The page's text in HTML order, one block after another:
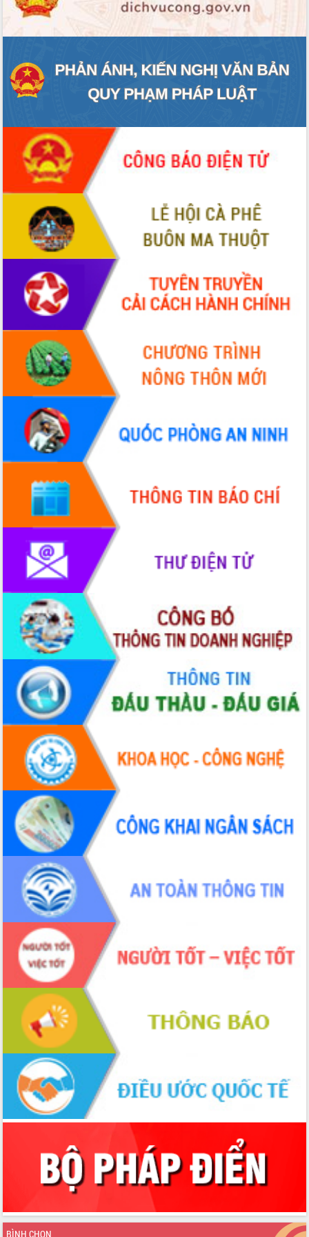
Phát động chiến dịch 30 ngày đêm
Đắk Lắk nỗ lực thúc đẩy tăng trưởng
kinh tế từ 10% trở lên trong Quý
II/2026
với Tập đoàn Bưu chính Viễn thông
Việt Nam
Thứ trưởng Bộ Y tế làm việc với tỉnh
Đắk Lắk về phát triển nhân lực y tế
cho trạm y tế cấp xã
Du lịch Đắk Lắk nâng tầm trải nghiệm
du khách thông qua Hệ thống cơ sở dữ
liệu và Bản đồ số
Tập huấn ứng dụng trí tuệ nhân tạo (AI)
trong thương mại điện tử năm 2026
Đoàn đại biểu Quốc hội tỉnh Đắk Lắk
trao đổi thông tin trước Kỳ họp thứ
nhất, Quốc hội khóa XVI
Quyết liệt cải cách hành chính, khơi
thông nguồn lực phát triển
Nâng cao hiệu lực, hiệu quả HĐND
tỉnh thông qua hiện đại hóa hành chính
Xã Ea Phê gắn cải cách hành chính với
chuyển đổi số
Phó Chủ tịch Thường trực UBND tỉnh
Hồ Thị Nguyên Thảo làm việc tại Trung
tâm Phục vụ hành chính công xã Ea
Phê
Xây dựng nền hành chính số đồng
hành cùng nông dân dân, doanh nghiệp
Giai đoạn 2026-2030, Đắk Lắk phấn
đấu có 77% xã đạt chuẩn nông thôn
Chuyển đổi số 'mở đường' cho nông
nghiệp Đắk Lắk tăng trưởng bứt phá
Triển khai đồng bộ đo đạc, lập hồ sơ
địa chính, hoàn thiện cơ sở dữ liệu đất
đai
Ứng dụng sinh trắc học - Bước tiến
trong hành trình chuyển đổi số tại Đắk
Lắk
Đắk Lắk nâng cao hiệu quả công tác
Đảng từ Sổ tay đảng viên điện tử
Đắk Lắk đẩy mạnh nuôi biển công
nghệ, hướng tới phát triển thủy sản
bền vững
Tập huấn nâng cao năng lực triển khai
chuyển đổi số cho cán bộ, công chức
cấp xã
Đắk Lắk phát động hưởng ứng Ngày
Quyền của người tiêu dùng Việt Nam
2026
Đẩy mạnh cải cách hành chính, quyết
tâm đạt được mục tiêu tăng trưởng
hai con số trong năm 2026
Tổ chức trang trọng Lễ hội Đền thờ
Lương Văn Chánh năm 2026
Phó Bí thư Tỉnh ủy Đắk Lắk Đỗ Hữu
Huy giữ chức Bí thư Đảng ủy Ủy Ban
Nhân dân tỉnh
Bệnh án điện tử thúc đẩy chuyển đổi
số y tế tại Đắk Lắk
Chuyển đổi số thư viện: Mở rộng
không gian tri thức trong thời đại số
Đánh giá, rút kinh nghiệm công tác tổ
chức diễn tập trước ngày bầu cử
Chương trình “Gặp gỡ hữu nghị –
Friendship Meeting New Year 2026”
Bầu cử Quốc hội và HĐND: Cử tri Đắk
Lắk gửi gắm niềm tin, kỳ vọng vào lá
phiếu
Đắk Lắk sẵn sàng các điều kiện cho
Ngày hội bầu cử đại biểu Quốc hội
khóa XVI và HĐND các cấp nhiệm kỳ
2026-2031
Đảm bảo cuộc bầu cử đại biểu Quốc
an toàn, hiệu quả, đúng quy định
BÌNH CHỌN